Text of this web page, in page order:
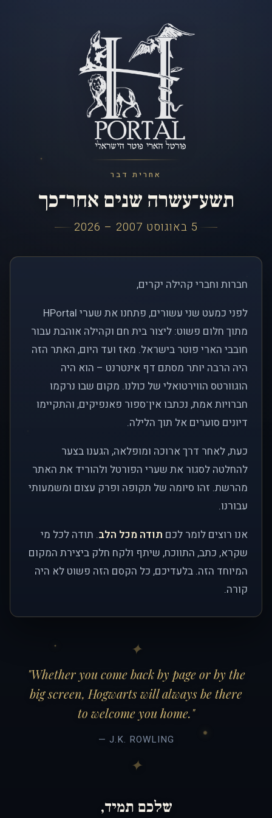
אחרית דבר
תשע־עשרה שנים אחר־כך
5 באוגוסט 2007 – 2026
חברות וחברי קהילה יקרים,
לפני כמעט שני עשורים, פתחנו את שערי HPortal
מתוך חלום פשוט: ליצור בית חם וקהילה אוהבת עבור
חובבי הארי פוטר בישראל. מאז ועד היום, האתר הזה
היה הרבה יותר מסתם דף אינטרנט – הוא היה
הוגוורטס הווירטואלי של כולנו. מקום שבו נרקמו
חברויות אמת, נכתבו אין־ספור פאנפיקים, והתקיימו
דיונים סוערים אל תוך הלילה.
כעת, לאחר דרך ארוכה ומופלאה, הגענו בצער
להחלטה לסגור את שערי הפורטל ולהוריד את האתר
מהרשת. זהו סיומה של תקופה ופרק עצום ומשמעותי
עבורנו.
אנו רוצים לומר לכם תודה מכל הלב. תודה לכל מי
שקרא, כתב, התווכח, שיתף ולקח חלק ביצירת המקום
המיוחד הזה. בלעדיכם, כל הקסם הזה פשוט לא היה
קורה.
"Whether you come back by page or by the
big screen, Hogwarts will always be there
to welcome you home."
— J.K. ROWLING
שלכם תמיד,